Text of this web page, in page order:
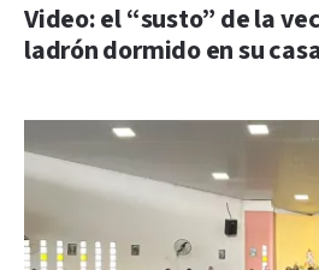
Video: el “susto” de la
ladrón dormido en su